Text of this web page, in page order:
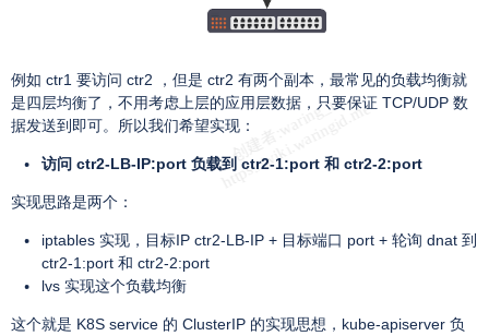
例如 ctr1 要访问 ctr2 ，但是 ctr2 有两个副本，最常见的负载均衡就
是四层均衡了，不用考虑上层的应用层数据，只要保证 TCP/UDP 数
据发送到即可。所以我们希望实现：
访问 ctr2-LB-IP:port 负载到 ctr2-1:port 和 ctr2-2:port
实现思路是两个：
iptables 实现，目标IP ctr2-LB-IP + 目标端口 port + 轮询 dnat 到
ctr2-1:port 和 ctr2-2:port
lvs 实现这个负载均衡
这个就是 K8S service 的 ClusterIP 的实现思想，kube-apiserver 负